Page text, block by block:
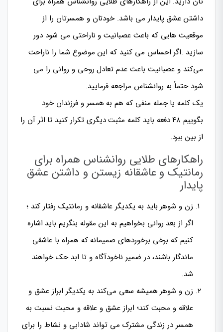
داشتن عشق پایدار می باشد. خودتان و همسرتان را از
موقعیت هایی که باعث عصبانیت و ناراحتی می شود دور
سازید .اگر احساس می کنید که این موضوع شما را ناراحت
می‌کند و عصبانیت باعث عدم تعادل روحی و روانی را می
شود حتماً به روانشناس مراجعه فرمایید.
یک کلمه یا جمله منفی که هم به همسر و فرزندان خود
بگوییم ۴۸ دفعه باید کلمه مثبت دیگری تکرار کنید تا اثر آن را
از بین ببرد.
راهکارهای طلایی روانشناس همراه برای
رمانتیک و عاشقانه زیستن و داشتن عشق
پایدار
زن و شوهر باید به یکدیگر عاشقانه و رمانتیک رفتار کند ؛
اگر از بعد روانی بخواهیم به این مقوله بنگریم باید اشاره
کنیم که برخی برخوردهای صمیمانه که همراه با عاشقی
ماندگار باشند، در ضمیر ناخودآگاه و تا ابد حک خواهند
شد.
زن و شوهر همیشه سعی می‌کند به یکدیگر ابراز عشق و
علاقه و محبت کند؛ ابراز عشق و علاقه و محبت نسبت به
همسر در زندگی مشترک می تواند شادابی و نشاط را برای